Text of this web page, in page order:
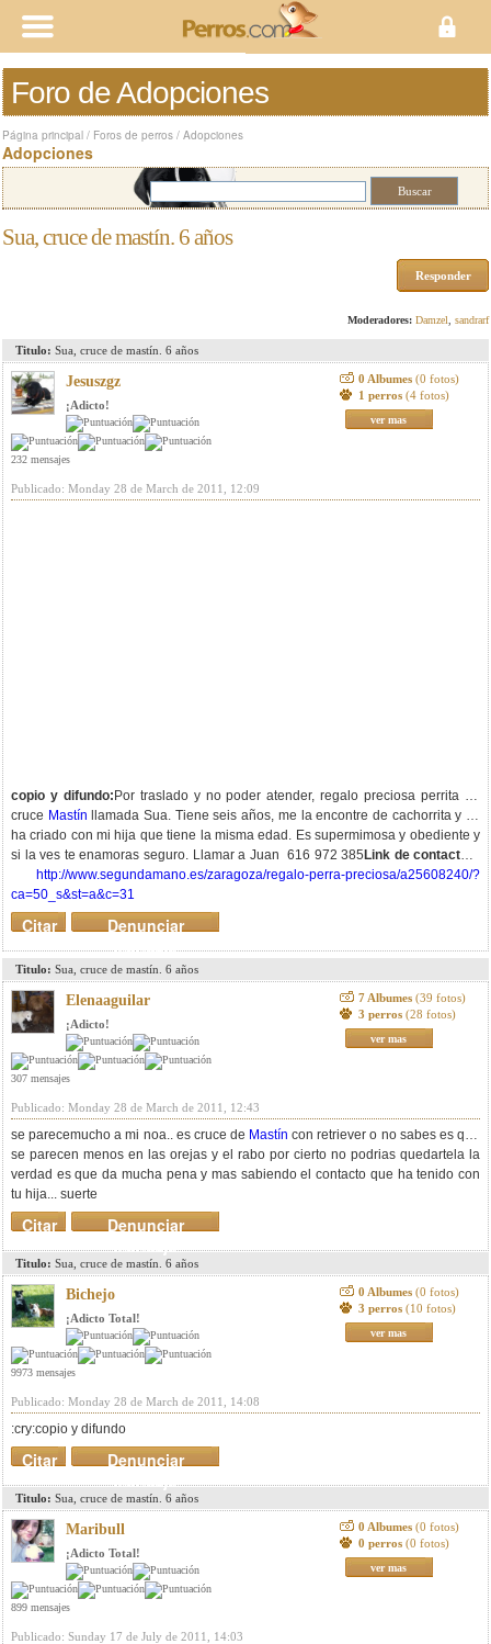
Foro de Adopciones
Página principal / Foros de perros / Adopciones
Adopciones
Sua, cruce de mastín. 6 años
Responder
Moderadores: Damzel sandrarf
Titulo: Sua, cruce de mastín. 6 años
Jesuszgz
¡Adicto!
232 mensajes
0 Albumes (0 fotos)
1 perros (4 fotos)
ver mas
Publicado: Monday 28 de March de 2011, 12:09
copio y difundo: Por traslado y no poder atender, regalo preciosa perrita de
cruce Mastín llamada Sua. Tiene seis años, me la encontre de cachorrita y se
ha criado con mi hija que tiene la misma edad. Es supermimosa y obediente y
si la ves te enamoras seguro. Llamar a Juan 616 972 385 Link de contacto:
http://www.segundamano.es/zaragoza/regalo-perra-preciosa/a25608240/?
ca=50_s&st=a&c=31
Denunciar
mensaje
Citar
Titulo: Sua, cruce de mastín. 6 años
Elenaaguilar
¡Adicto!
307 mensajes
7 Albumes (39 fotos)
3 perros (28 fotos)
ver mas
Publicado: Monday 28 de March de 2011, 12:43
se parecemucho a mi noa.. es cruce de Mastín con retriever o no sabes es que
se parecen menos en las orejas y el rabo por cierto no podrias quedartela la
verdad es que da mucha pena y mas sabiendo el contacto que ha tenido con
tu hija... suerte
Denunciar
mensaje
Citar
Titulo: Sua, cruce de mastín. 6 años
Bichejo
¡Adicto Total!
9973 mensajes
0 Albumes (0 fotos)
3 perros (10 fotos)
ver mas
Publicado: Monday 28 de March de 2011, 14:08
:cry:copio y difundo
Denunciar
mensaje
Citar
Titulo: Sua, cruce de mastín. 6 años
Maribull
¡Adicto Total!
899 mensajes
0 Albumes (0 fotos)
0 perros (0 fotos)
ver mas
Publicado: Sunday 17 de July de 2011, 14:03